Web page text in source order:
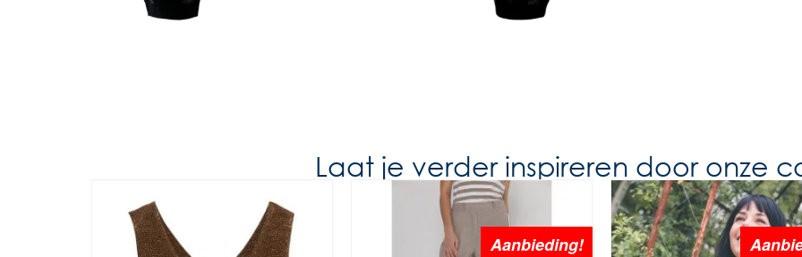
Laat je verder inspireren door onze
Aanbieding!